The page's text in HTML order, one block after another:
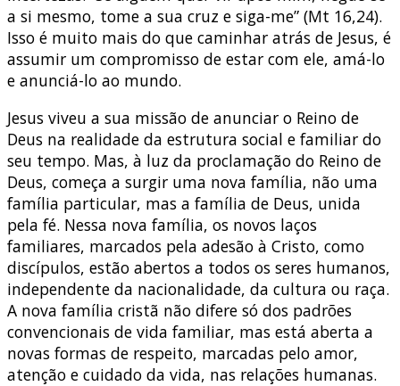
a si mesmo, tome a sua cruz e siga-me” (Mt 16,24).
Isso é muito mais do que caminhar atrás de Jesus, é
assumir um compromisso de estar com ele, amá-lo
e anunciá-lo ao mundo.
Jesus viveu a sua missão de anunciar o Reino de
Deus na realidade da estrutura social e familiar do
seu tempo. Mas, à luz da proclamação do Reino de
Deus, começa a surgir uma nova família, não uma
família particular, mas a família de Deus, unida
pela fé. Nessa nova família, os novos laços
familiares, marcados pela adesão à Cristo, como
discípulos, estão abertos a todos os seres humanos,
independente da nacionalidade, da cultura ou raça.
A nova família cristã não difere só dos padrões
convencionais de vida familiar, mas está aberta a
novas formas de respeito, marcadas pelo amor,
atenção e cuidado da vida, nas relações humanas.